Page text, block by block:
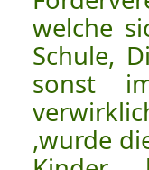
welche
Schule,
sonst
,wurde